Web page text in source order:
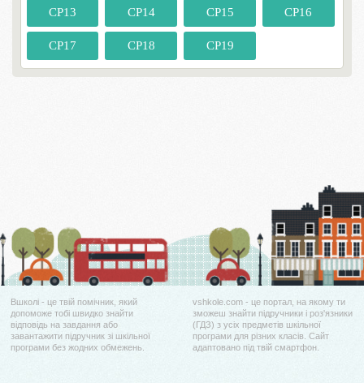
СР13 СР14 СР15 СР16
СР17 СР18 СР19
Вшколі - це твій помічник, який
допоможе тобі швидко знайти
відповідь на завдання або
завантажити підручник зі шкільної
програми без жодних обмежень.
vshkole.com - це портал, на якому ти
зможеш знайти підручники і роз'язники
(ГДЗ) з усіх предметів шкільної
програми для різних класів. Сайт
адаптовано під твій смартфон.